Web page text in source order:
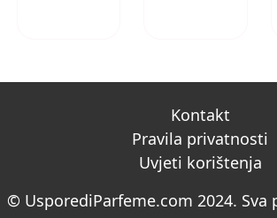
Kontakt
Pravila privatnosti
Uvjeti korištenja
© UsporediParfeme.com 2024. Sva